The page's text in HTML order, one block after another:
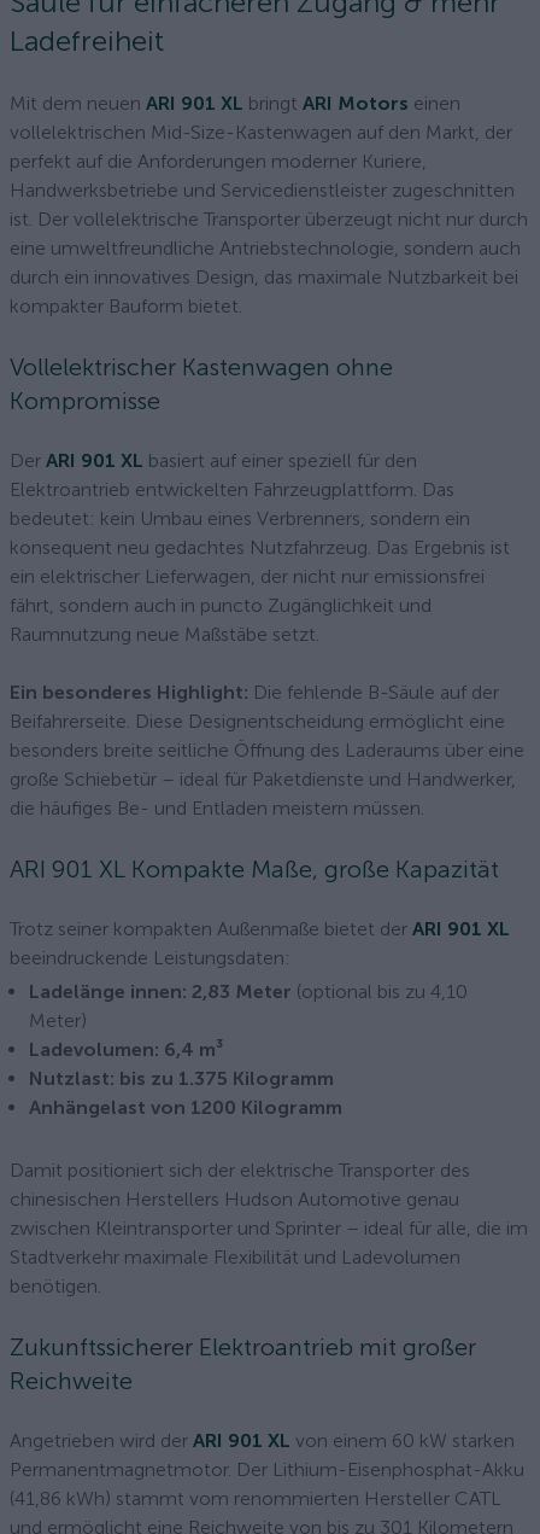
Ladefreiheit
Mit dem neuen ARI 901 XL bringt ARI Motors einen
vollelektrischen Mid-Size-Kastenwagen auf den Markt, der
perfekt auf die Anforderungen moderner Kuriere,
Handwerksbetriebe und Servicedienstleister zugeschnitten
ist. Der vollelektrische Transporter überzeugt nicht nur durch
eine umweltfreundliche Antriebstechnologie, sondern auch
durch ein innovatives Design, das maximale Nutzbarkeit bei
kompakter Bauform bietet.
Vollelektrischer Kastenwagen ohne
Kompromisse
Der ARI 901 XL basiert auf einer speziell für den
Elektroantrieb entwickelten Fahrzeugplattform. Das
bedeutet: kein Umbau eines Verbrenners, sondern ein
konsequent neu gedachtes Nutzfahrzeug. Das Ergebnis ist
ein elektrischer Lieferwagen, der nicht nur emissionsfrei
fährt, sondern auch in puncto Zugänglichkeit und
Raumnutzung neue Maßstäbe setzt.
Ein besonderes Highlight: Die fehlende B-Säule auf der
Beifahrerseite. Diese Designentscheidung ermöglicht eine
besonders breite seitliche Öffnung des Laderaums über eine
große Schiebetür – ideal für Paketdienste und Handwerker,
die häufiges Be- und Entladen meistern müssen.
ARI 901 XL Kompakte Maße, große Kapazität
Trotz seiner kompakten Außenmaße bietet der ARI 901 XL
beeindruckende Leistungsdaten:
Ladelänge innen: 2,83 Meter (optional bis zu 4,10
Meter)
Ladevolumen: 6,4 m³
Nutzlast: bis zu 1.375 Kilogramm
Anhängelast von 1200 Kilogramm
Damit positioniert sich der elektrische Transporter des
chinesischen Herstellers Hudson Automotive genau
zwischen Kleintransporter und Sprinter – ideal für alle, die im
Stadtverkehr maximale Flexibilität und Ladevolumen
benötigen.
Zukunftssicherer Elektroantrieb mit großer
Reichweite
Angetrieben wird der ARI 901 XL von einem 60 kW starken
Permanentmagnetmotor. Der Lithium-Eisenphosphat-Akku
(41,86 kWh) stammt vom renommierten Hersteller CATL
und ermöglicht eine Reichweite von bis zu 301 Kilometern